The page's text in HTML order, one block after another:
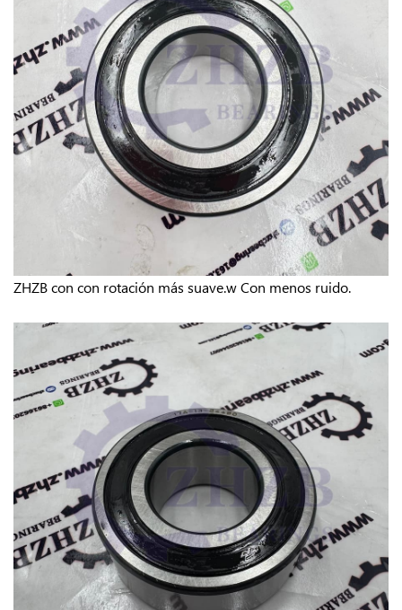
ZHZB con con rotación más suave.wCon menos ruido.